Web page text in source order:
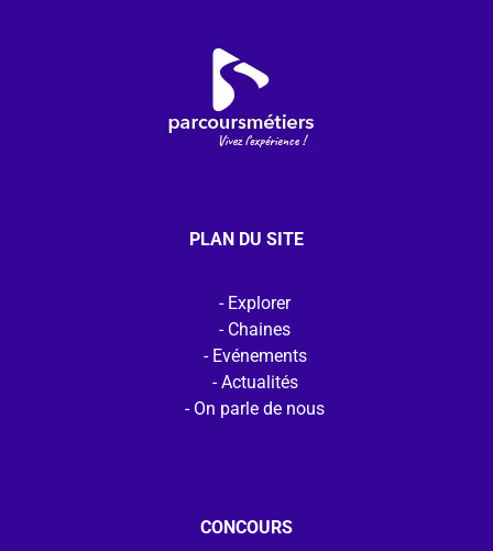
PLAN DU SITE
Explorer
Chaines
Evénements
Actualités
On parle de nous
CONCOURS